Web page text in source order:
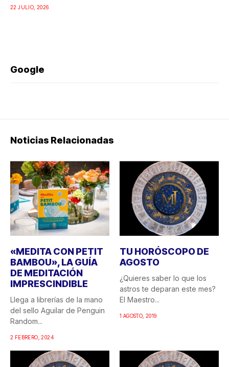
22 JULIO, 2026
Google
Noticias Relacionadas
«MEDITA CON PETIT
BAMBOU», LA GUÍA
DE MEDITACIÓN
IMPRESCINDIBLE
Llega a librerías de la mano
del sello Aguilar de Penguin
Random...
2 FEBRERO, 2024
TU HORÓSCOPO DE
AGOSTO
¿Quieres saber lo que los
astros te deparan este mes?
El Maestro...
1 AGOSTO, 2019